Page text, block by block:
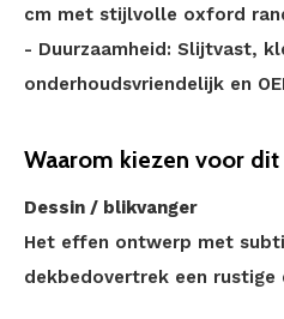
cm met stijlvolle oxford
- Duurzaamheid: Slijtvast,
onderhoudsvriendelijk en
Waarom kiezen voor
Dessin / blikvanger
Het effen ontwerp met
dekbedovertrek een rustige